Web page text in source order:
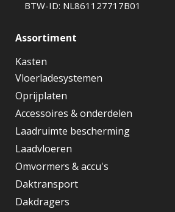
BTW-ID: NL861127717B01
Assortiment
Kasten
Vloerladesystemen
Oprijplaten
Accessoires & onderdelen
Laadruimte bescherming
Laadvloeren
Omvormers & accu's
Daktransport
Dakdragers